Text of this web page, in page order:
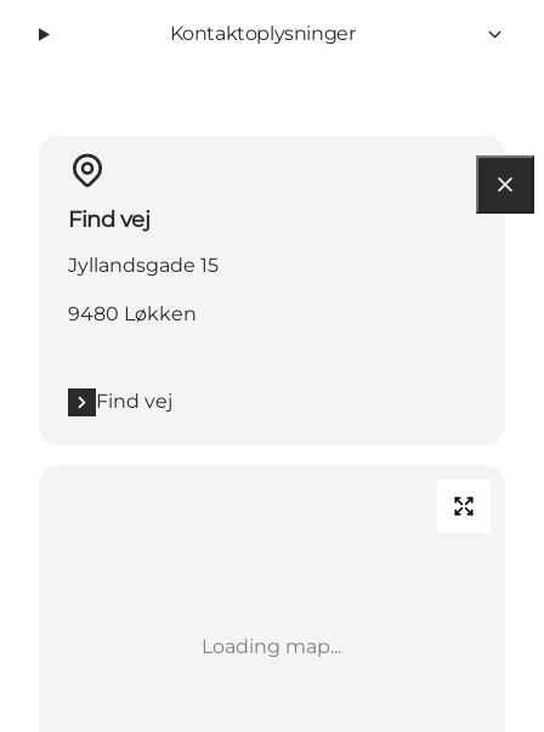
Kontaktoplysninger
Find vej
Jyllandsgade 15
9480 Løkken
Find vej
Loading map...